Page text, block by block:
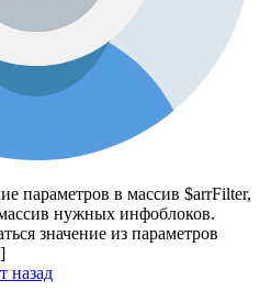
параметров в массив $arrFilter,
нужных инфоблоков.
значение из параметров
назад